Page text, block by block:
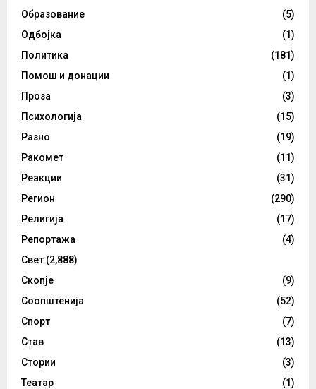
Образование
(5)
Одбојка
(1)
Политика
(181)
Помош и донации
(1)
Проза
(3)
Психологија
(15)
Разно
(19)
Ракомет
(11)
Реакции
(31)
Регион
(290)
Религија
(17)
Репортажа
(4)
Свет (2,888)
Скопје
(9)
Соопштенија
(52)
Спорт
(7)
Став
(13)
Стории
(3)
Театар
(1)